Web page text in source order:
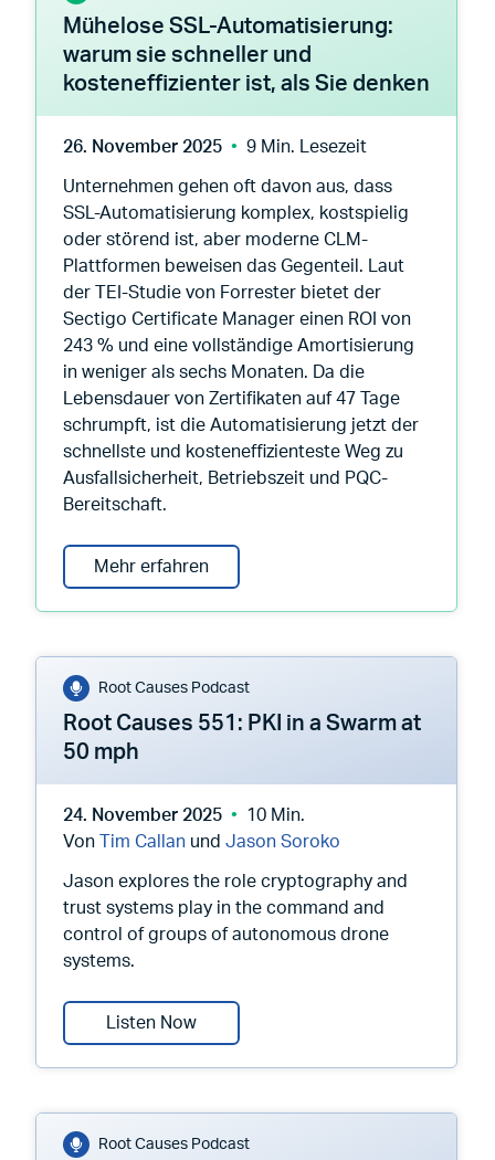
Mühelose SSL-Automatisierung:
warum sie schneller und
kosteneffizienter ist, als Sie denken
26. November 2025 9 Min. Lesezeit
Unternehmen gehen oft davon aus, dass
SSL-Automatisierung komplex, kostspielig
oder störend ist, aber moderne CLM-
Plattformen beweisen das Gegenteil. Laut
der TEI-Studie von Forrester bietet der
Sectigo Certificate Manager einen ROI von
243 % und eine vollständige Amortisierung
in weniger als sechs Monaten. Da die
Lebensdauer von Zertifikaten auf 47 Tage
schrumpft, ist die Automatisierung jetzt der
schnellste und kosteneffizienteste Weg zu
Ausfallsicherheit, Betriebszeit und PQC-
Bereitschaft.
Mehr erfahrenMühelose SSL-Automatisierung:
Root Causes Podcast
Root Causes 551: PKI in a Swarm at
50 mph
24. November 2025
10 Min.
Von
Tim Callan und Jason Soroko
Jason explores the role cryptography and
trust systems play in the command and
control of groups of autonomous drone
systems.
Listen NowRoot Causes 551: PKI in a Swarm at
Root Causes Podcast